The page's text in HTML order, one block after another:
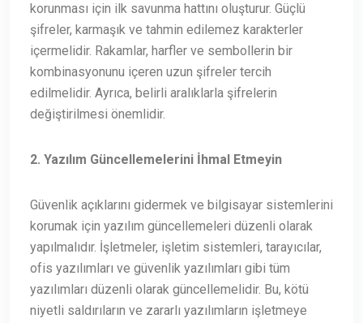
korunması için ilk savunma hattını oluşturur. Güçlü
şifreler, karmaşık ve tahmin edilemez karakterler
içermelidir. Rakamlar, harfler ve sembollerin bir
kombinasyonunu içeren uzun şifreler tercih
edilmelidir. Ayrıca, belirli aralıklarla şifrelerin
değiştirilmesi önemlidir.
2. Yazılım Güncellemelerini İhmal Etmeyin
Güvenlik açıklarını gidermek ve bilgisayar sistemlerini
korumak için yazılım güncellemeleri düzenli olarak
yapılmalıdır. İşletmeler, işletim sistemleri, tarayıcılar,
ofis yazılımları ve güvenlik yazılımları gibi tüm
yazılımları düzenli olarak güncellemelidir. Bu, kötü
niyetli saldırıların ve zararlı yazılımların işletmeye